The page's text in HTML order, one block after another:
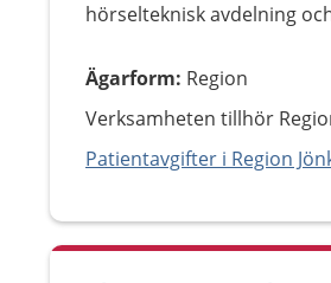
hörselteknisk avdelning
Ägarform: Region
Verksamheten tillhör
Patientavgifter i Region